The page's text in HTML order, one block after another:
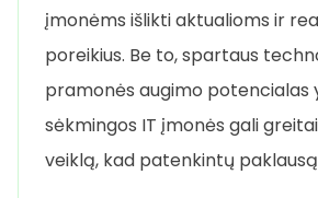
įmonėms išlikti aktualioms ir
poreikius. Be to, spartaus
pramonės augimo potencialas
sėkmingos IT įmonės gali
veiklą, kad patenkintų